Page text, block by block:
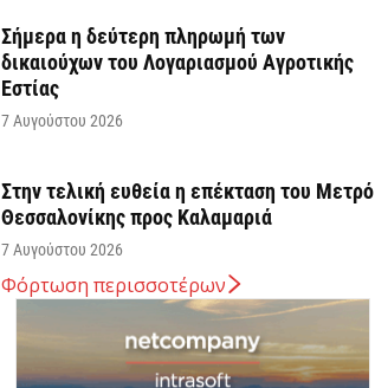
Σήμερα η δεύτερη πληρωμή των
δικαιούχων του Λογαριασμού Αγροτικής
Εστίας
7 Αυγούστου 2026
Στην τελική ευθεία η επέκταση του Μετρό
Θεσσαλονίκης προς Καλαμαριά
7 Αυγούστου 2026
Κ. Χατζηδάκης: Στον κάλαθο των αχρήστων
οι αμφισβητήσεις για το καλώδιο της
ηλεκτρικής διασύνδεσης...
Φόρτωση περισσοτέρων